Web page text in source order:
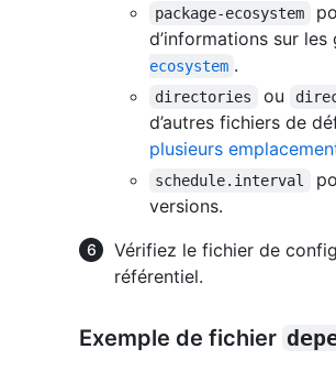
package-ecosystem
d’informations sur
ecosystem .
directories ou
d’autres fichiers de
plusieurs
schedule.interval
versions.
Vérifiez le fichier de
référentiel.
Exemple de fichier